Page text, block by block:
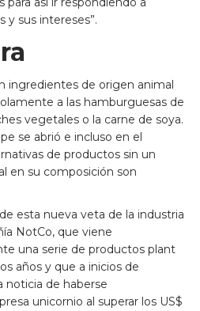
y sus intereses”.
ingredientes de origen animal
a las hamburguesas de
vegetales o la carne de soya.
se abrió e incluso en el
de productos sin un
en su composición son
esta nueva veta de la industria
NotCo, que viene
una serie de productos plant
años y que a inicios de
noticia de haberse
unicornio al superar los US$